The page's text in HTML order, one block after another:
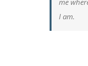
me
I am.